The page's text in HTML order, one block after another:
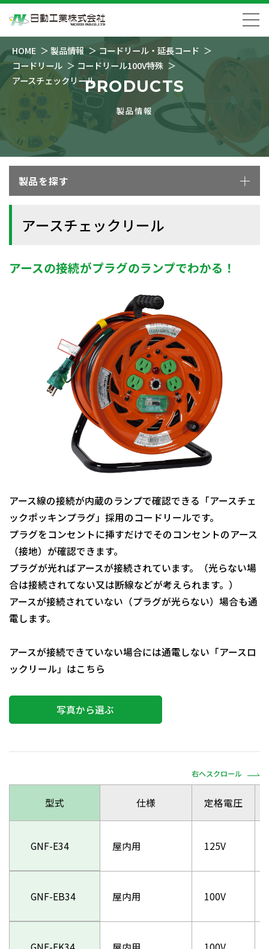
HOME 製品情報
コードリール・延長コード
コードリール
コードリール100V特殊
アースチェックリールPRODUCTS
製品情報
製品を探す
アースチェックリール
アースの接続がプラグのランプでわかる！
アース線の接続が内蔵のランプで確認できる「アースチェ
ックポッキンプラグ」採用のコードリールです。
プラグをコンセントに挿すだけでそのコンセントのアース
（接地）が確認できます。
プラグが光ればアースが接続されています。（光らない場
合は接続されてない又は断線などが考えられます。）
アースが接続されていない（プラグが光らない）場合も通
電します。
アースが接続できていない場合には通電しない「アースロ
ックリール」はこちら
写真から選ぶ
右へスクロール
型式 仕様 定格電圧
GNF-E34 屋内用 125V
GNF-EB34 屋内用 100V